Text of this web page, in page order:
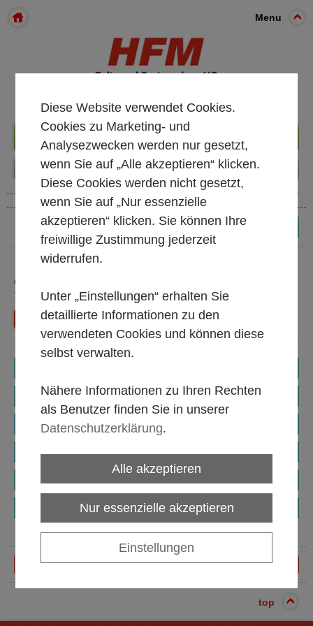
Menu
+49 261 98899933
GLAS
* alle Preise exkl. MwSt.
Zurück Shop Startseite
Serie - Harmony
Longdrink.- Whiskey.- & Cocktailgläser
Standardgläser
Sonstiges (Glasteller, Schälchen, Schüssel, uvm.)
top
Diese Website verwendet Cookies.
Cookies zu Marketing- und
Analysezwecken werden nur gesetzt,
wenn Sie auf „Alle akzeptieren“ klicken.
Diese Cookies werden nicht gesetzt,
wenn Sie auf „Nur essenzielle
akzeptieren“ klicken. Sie können Ihre
freiwillige Zustimmung jederzeit
widerrufen.
Unter „Einstellungen“ erhalten Sie
detaillierte Informationen zu den
verwendeten Cookies und können diese
selbst verwalten.
Nähere Informationen zu Ihren Rechten
als Benutzer finden Sie in unserer
Datenschutzerklärung.
Alle akzeptieren
Nur essenzielle akzeptieren
Einstellungen